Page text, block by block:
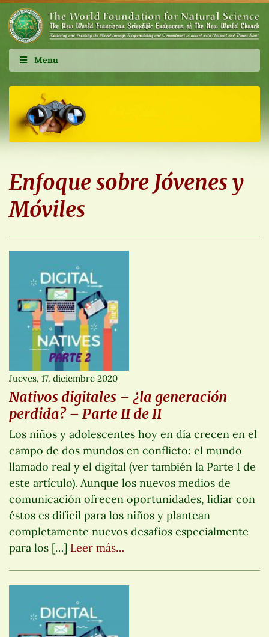
Menu
Enfoque sobre Jóvenes y
Móviles
Jueves, 17. diciembre 2020
Nativos digitales – ¿la generación
perdida? – Parte II de II
Los niños y adolescentes hoy en día crecen en el
campo de dos mundos en conflicto: el mundo
llamado real y el digital (ver también la Parte I de
este artículo). Aunque los nuevos medios de
comunicación ofrecen oportunidades, lidiar con
éstos es difícil para los niños y plantean
completamente nuevos desafíos especialmente
para los […] Leer más…